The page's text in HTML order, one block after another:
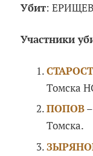
Убит:
Участники
Томска
ПОПОВ–
Томска.